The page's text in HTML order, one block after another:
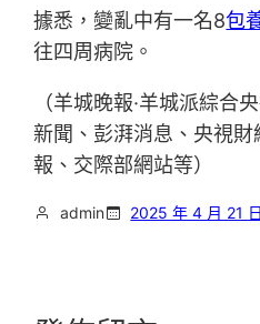
據悉，變亂中有一名8包
往四周病院。
（羊城晚報·羊城派綜合
新聞、彭湃消息、央視
報、交際部網站等）
admin 2025 年 4 月 21 日